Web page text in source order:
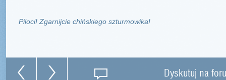
Piloci! Zgarnijcie chińskiego szturmowika!
Dyskutuj na